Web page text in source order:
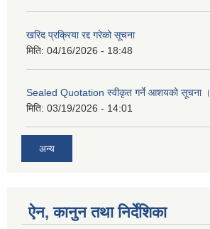
खरिद प्रक्रिया रद्द गरेको सूचना
मिति: 04/16/2026 - 18:48
Sealed Quotation स्वीकृत गर्ने आशयको सूचना ।
मिति: 03/19/2026 - 14:01
अन्य
ऐन, कानुन तथा निर्देशिका